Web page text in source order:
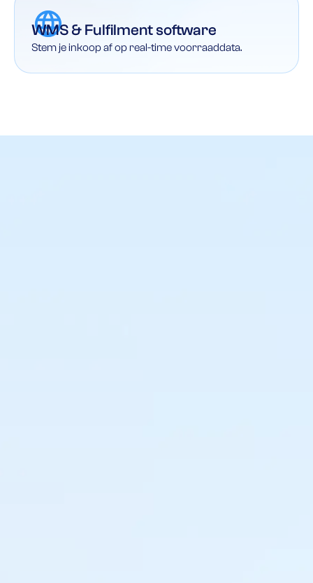
WMS & Fulfilment software
Stem je inkoop af op real-time voorraaddata.